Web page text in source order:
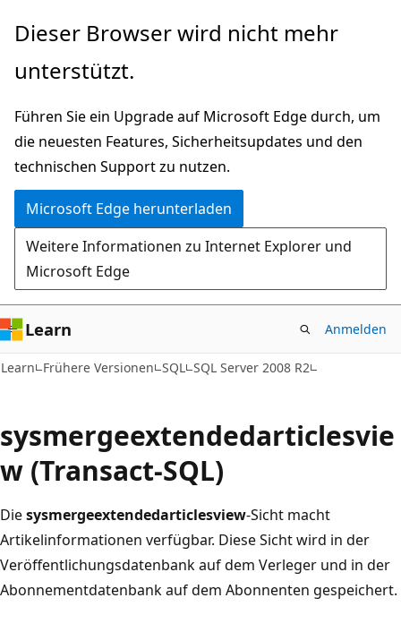
Zu
wechseln
Dieser Browser wird nicht mehr
unterstützt.
Führen Sie ein Upgrade auf Microsoft Edge durch, um
die neuesten Features, Sicherheitsupdates und den
technischen Support zu nutzen.
Microsoft Edge herunterladen
Weitere Informationen zu Internet Explorer und
Microsoft Edge
Learn Anmelden
Learn Frühere Versionen SQL SQL Server 2008 R2
sysmergeextendedarticlesvie
w (Transact-SQL)
Diesysmergeextendedarticlesview-Sicht macht
Artikelinformationen verfügbar. Diese Sicht wird in der
Veröffentlichungsdatenbank auf dem Verleger und in der
Abonnementdatenbank auf dem Abonnenten gespeichert.